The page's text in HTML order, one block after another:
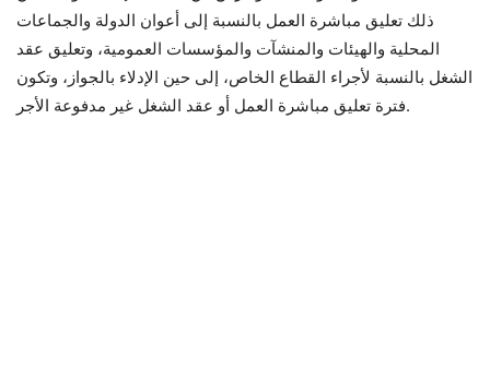
ذلك تعليق مباشرة العمل بالنسبة إلى أعوان الدولة والجماعات
المحلية والهيئات والمنشآت والمؤسسات العمومية، وتعليق عقد
الشغل بالنسبة لأجراء القطاع الخاص، إلى حين الإدلاء بالجواز، وتكون
فترة تعليق مباشرة العمل أو عقد الشغل غير مدفوعة الأجر.